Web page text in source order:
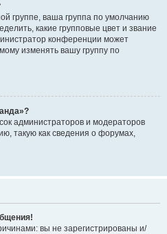
группе, ваша группа по умолчанию
какие групповые цвет и звание
конференции может
изменять вашу группу по
администраторов и модераторов
такую как сведения о форумах,
вы не зарегистрированы и/